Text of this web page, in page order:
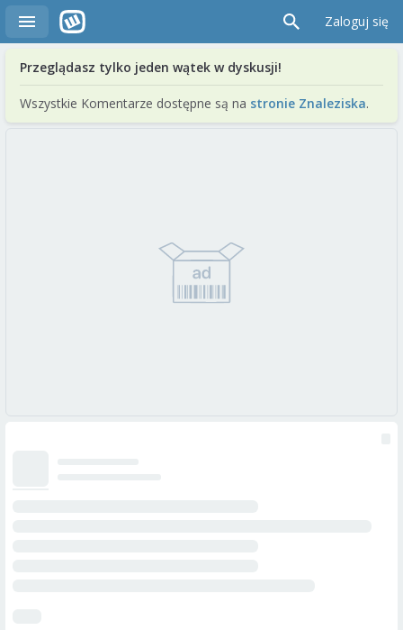
Zaloguj się
Przeglądasz tylko jeden wątek w dyskusji!
Wszystkie Komentarze dostępne są na stronie Znaleziska.